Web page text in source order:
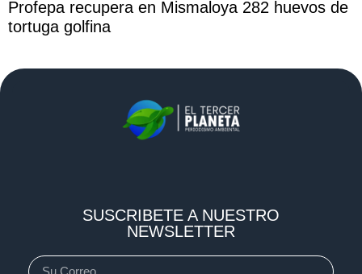
Profepa recupera en Mismaloya 282 huevos de
tortuga golfina
SUSCRIBETE A NUESTRO
NEWSLETTER